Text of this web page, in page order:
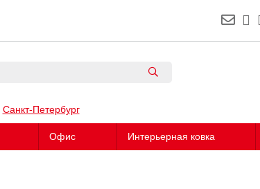
Санкт-Петербург
Офис Интерьерная ковка